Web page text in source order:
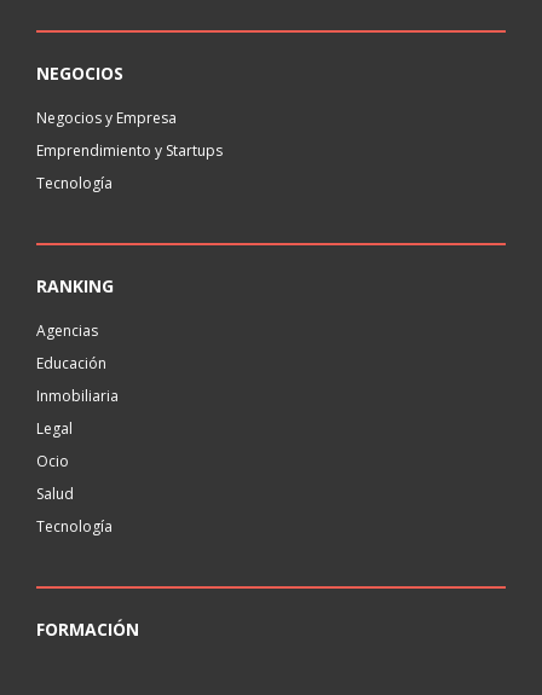
NEGOCIOS
Negocios y Empresa
Emprendimiento y Startups
Tecnología
RANKING
Agencias
Educación
Inmobiliaria
Legal
Ocio
Salud
Tecnología
FORMACIÓN